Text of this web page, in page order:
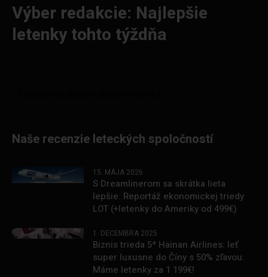
Výber redakcie: Najlepšie
letenky tohto týždňa
Naše recenzie leteckých spoločností
15. MÁJA 2026
S Dreamlinerom sa skrátka lieta
lepšie. Reportáž ekonomickej triedy
LOT (+letenky do Ameriky od 499€)
1. DECEMBRA 2025
Biznis trieda 5* Hainan Airlines: leť
super luxusne do Číny s 50% zľavou.
Máme letenky za 1 199€!